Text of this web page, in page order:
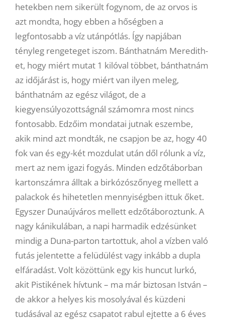
hetekben nem sikerült fogynom, de az orvos is
azt mondta, hogy ebben a hőségben a
legfontosabb a víz utánpótlás. Így napjában
tényleg rengeteget iszom. Bánthatnám Meredith-
et, hogy miért mutat 1 kilóval többet, bánthatnám
az időjárást is, hogy miért van ilyen meleg,
bánthatnám az egész világot, de a
kiegyensúlyozottságnál számomra most nincs
fontosabb. Edzőim mondatai jutnak eszembe,
akik mind azt mondták, ne csapjon be az, hogy 40
fok van és egy-két mozdulat után dől rólunk a víz,
mert az nem igazi fogyás. Minden edzőtáborban
kartonszámra álltak a birkózószőnyeg mellett a
palackok és hihetetlen mennyiségben ittuk őket.
Egyszer Dunaújváros mellett edzőtáboroztunk. A
nagy kánikulában, a napi harmadik edzésünket
mindig a Duna-parton tartottuk, ahol a vízben való
futás jelentette a felüdülést vagy inkább a dupla
elfáradást. Volt közöttünk egy kis huncut lurkó,
akit Pistikének hívtunk – ma már biztosan István –
de akkor a helyes kis mosolyával és küzdeni
tudásával az egész csapatot rabul ejtette a 6 éves